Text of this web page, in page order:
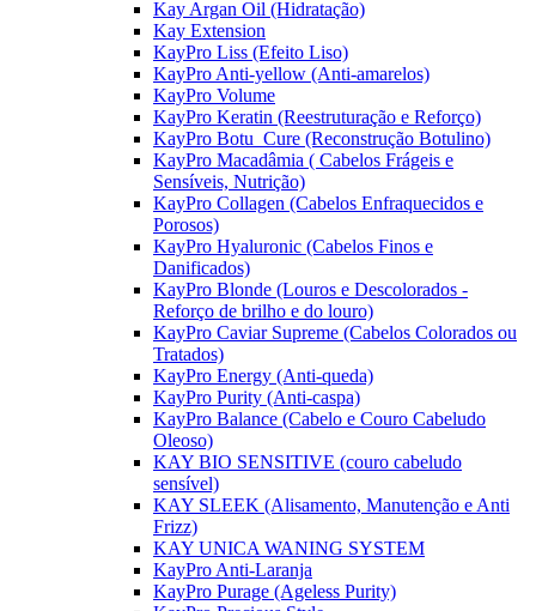
Kay Argan Oil (Hidratação)
Kay Extension
KayPro Liss (Efeito Liso)
KayPro Anti-yellow (Anti-amarelos)
KayPro Volume
KayPro Keratin (Reestruturação e Reforço)
KayPro Botu_Cure (Reconstrução Botulino)
KayPro Macadâmia ( Cabelos Frágeis e
Sensíveis, Nutrição)
KayPro Collagen (Cabelos Enfraquecidos e
Porosos)
KayPro Hyaluronic (Cabelos Finos e
Danificados)
KayPro Blonde (Louros e Descolorados -
Reforço de brilho e do louro)
KayPro Caviar Supreme (Cabelos Colorados ou
Tratados)
KayPro Energy (Anti-queda)
KayPro Purity (Anti-caspa)
KayPro Balance (Cabelo e Couro Cabeludo
Oleoso)
KAY BIO SENSITIVE (couro cabeludo
sensível)
KAY SLEEK (Alisamento, Manutenção e Anti
Frizz)
KAY UNICA WANING SYSTEM
KayPro Anti-Laranja
KayPro Purage (Ageless Purity)